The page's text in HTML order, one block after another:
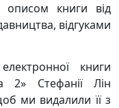
описом книги від
відгуками
книги
2» Стефанії Лін
ми видалили її з